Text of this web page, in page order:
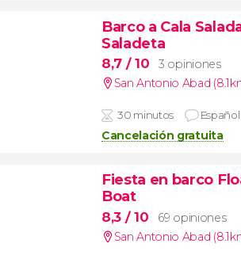
Barco a Cala
Saladeta
8,7 / 10
3 opiniones
San Antonio Abad
30 minutos Español
Cancelación gratuita
Fiesta en barco
Boat
8,3 / 10
69 opiniones
San Antonio Abad